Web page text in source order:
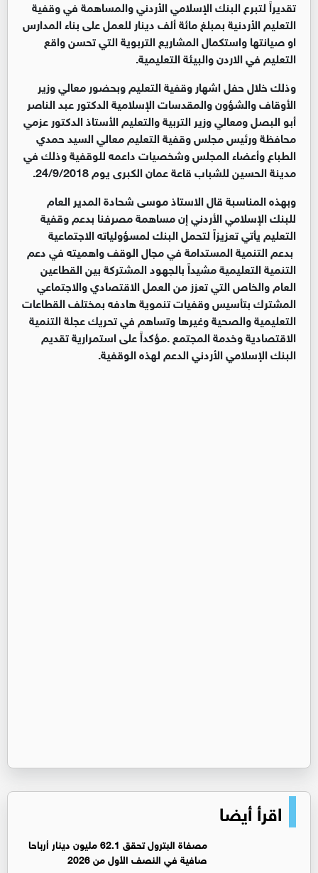
تقديراً لتبرع البنك الإسلامي الأردني والمساهمة في وقفية
التعليم الأردنية بمبلغ مائة ألف دينار للعمل على بناء المدارس
او صيانتها واستكمال المشاريع التربوية التي تحسن واقع
التعليم في الاردن والبيئة التعليمية.
وذلك خلال حفل اشهار وقفية التعليم وبحضور معالي وزير
الأوقاف والشؤون والمقدسات الإسلامية الدكتور عبد الناصر
أبو البصل ومعالي وزير التربية والتعليم الأستاذ الدكتور عزمي
محافظة ورئيس مجلس وقفية التعليم معالي السيد حمدي
الطباع وأعضاء المجلس وشخصيات داعمه للوقفية وذلك في
مدينة الحسين للشباب قاعة عمان الكبرى يوم 24/9/2018.
وبهذه المناسبة قال الاستاذ موسى شحادة المدير العام
للبنك الإسلامي الأردني إن مساهمة مصرفنا بدعم وقفية
التعليم يأتي تعزيزاً لتحمل البنك لمسؤولياته الاجتماعية
بدعم التنمية المستدامة في مجال الوقف واهميته في دعم
التنمية التعليمية مشيداً بالجهود المشتركة بين القطاعين
العام والخاص التي تعزز من العمل الاقتصادي والاجتماعي
المشترك بتأسيس وقفيات تنموية هادفه بمختلف القطاعات
التعليمية والصحية وغيرها وتساهم في تحريك عجلة التنمية
الاقتصادية وخدمة المجتمع .مؤكداً على استمرارية تقديم
البنك الإسلامي الأردني الدعم لهذه الوقفية.
اقرأ أيضا
مصفاة البترول تحقق 62.1 مليون دينار أرباحا
صافية في النصف الأول من 2026